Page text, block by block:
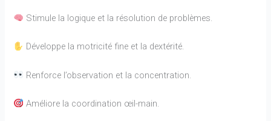
Stimule la logique et la résolution de problèmes.
Développe la motricité fine et la dextérité.
Renforce l’observation et la concentration.
Améliore la coordination œil-main.